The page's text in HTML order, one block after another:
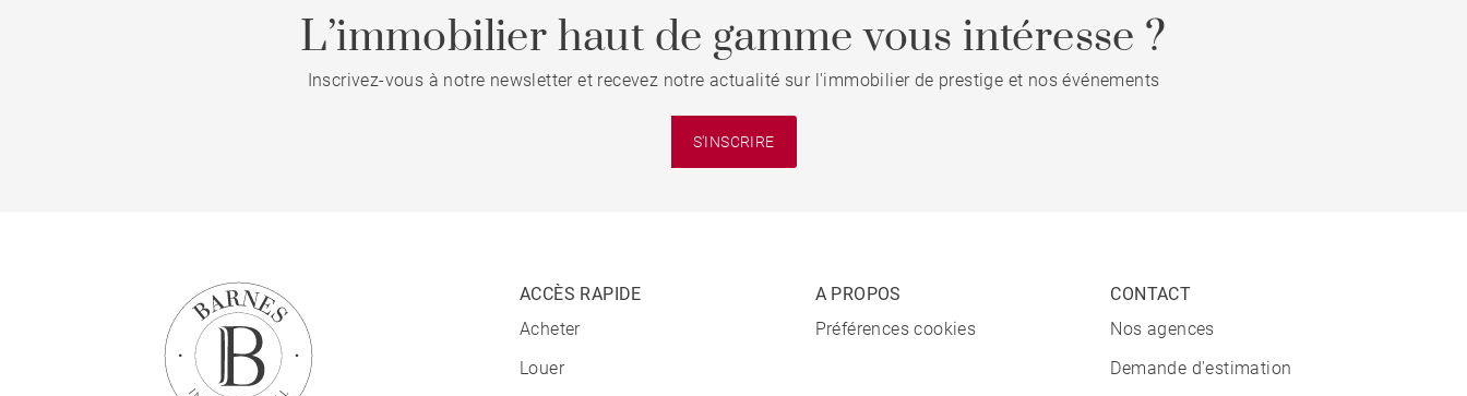
L’immobilier haut de gamme vous intéresse ?
Inscrivez-vous à notre newsletter et recevez notre actualité sur l'immobilier de prestige et nos événements
S'INSCRIRE
ACCÈS RAPIDE
Acheter
Louer
A PROPOS
Préférences cookies
CONTACT
Nos agences
Demande d'estimation